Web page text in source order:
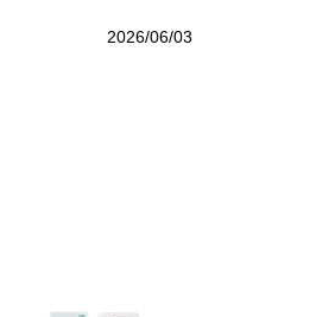
2026/06/03